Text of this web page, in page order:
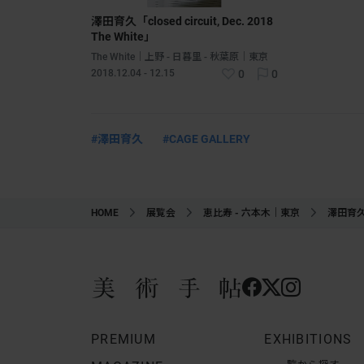
澤田育久「closed circuit, Dec. 2018
The White」
The White｜上野 - 日暮里 - 秋葉原｜東京
2018.12.04 - 12.15
0 0
#澤田育久 #CAGE GALLERY
HOME 展覧会 恵比寿 - 六本木｜東京 澤田育
PREMIUM
EXHIBITIONS